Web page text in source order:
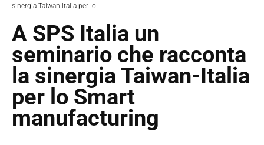
sinergia Taiwan-Italia per lo...
A SPS Italia un
seminario che racconta
la sinergia Taiwan-Italia
per lo Smart
manufacturing